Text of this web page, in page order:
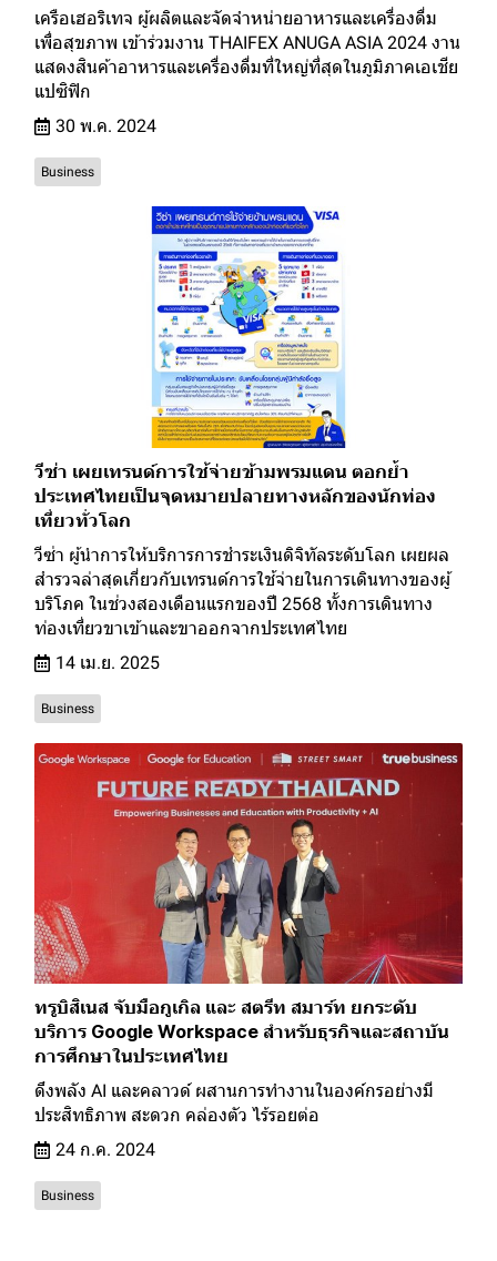
เครือเฮอริเทจ ผู้ผลิตและจัดจำหน่ายอาหารและเครื่องดื่ม
เพื่อสุขภาพ เข้าร่วมงาน THAIFEX ANUGA ASIA 2024 งาน
แสดงสินค้าอาหารและเครื่องดื่มที่ใหญ่ที่สุดในภูมิภาคเอเชีย
แปซิฟิก
30 พ.ค. 2024
Business
วีซ่า เผยเทรนด์การใช้จ่ายข้ามพรมแดน ตอกย้ำ
ประเทศไทยเป็นจุดหมายปลายทางหลักของนักท่อง
เที่ยวทั่วโลก
วีซ่า ผู้นำการให้บริการการชำระเงินดิจิทัลระดับโลก เผยผล
สำรวจล่าสุดเกี่ยวกับเทรนด์การใช้จ่ายในการเดินทางของผู้
บริโภค ในช่วงสองเดือนแรกของปี 2568 ทั้งการเดินทาง
ท่องเที่ยวขาเข้าและขาออกจากประเทศไทย
14 เม.ย. 2025
Business
ทรูบิสิเนส จับมือกูเกิล และ สตรีท สมาร์ท ยกระดับ
บริการ Google Workspace สำหรับธุรกิจและสถาบัน
การศึกษาในประเทศไทย
ดึงพลัง AI และคลาวด์ ผสานการทำงานในองค์กรอย่างมี
ประสิทธิภาพ สะดวก คล่องตัว ไร้รอยต่อ
24 ก.ค. 2024
Business